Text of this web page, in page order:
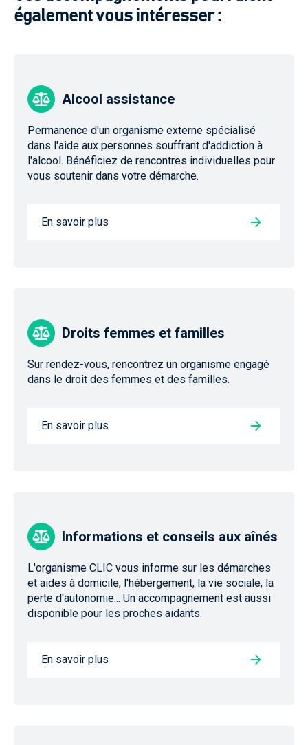
également vous intéresser :
Alcool assistance
Permanence d'un organisme externe spécialisé
dans l'aide aux personnes souffrant d'addiction à
l'alcool. Bénéficiez de rencontres individuelles pour
vous soutenir dans votre démarche.
En savoir plus
Droits femmes et familles
Sur rendez-vous, rencontrez un organisme engagé
dans le droit des femmes et des familles.
En savoir plus
Informations et conseils aux aînés
L'organisme CLIC vous informe sur les démarches
et aides à domicile, l'hébergement, la vie sociale, la
perte d'autonomie... Un accompagnement est aussi
disponible pour les proches aidants.
En savoir plus